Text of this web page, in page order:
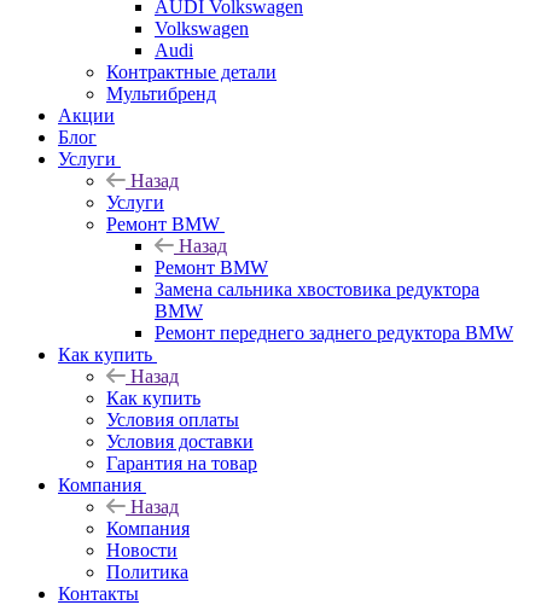
AUDI Volkswagen
Volkswagen
Audi
Контрактные детали
Мультибренд
Акции
Блог
Услуги
Назад
Услуги
Ремонт BMW
Назад
Ремонт BMW
Замена сальника хвостовика редуктора
BMW
Ремонт переднего заднего редуктора BMW
Как купить
Назад
Как купить
Условия оплаты
Условия доставки
Гарантия на товар
Компания
Назад
Компания
Новости
Политика
Контакты